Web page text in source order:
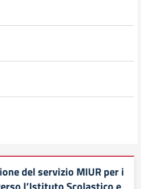
del servizio MIUR per i